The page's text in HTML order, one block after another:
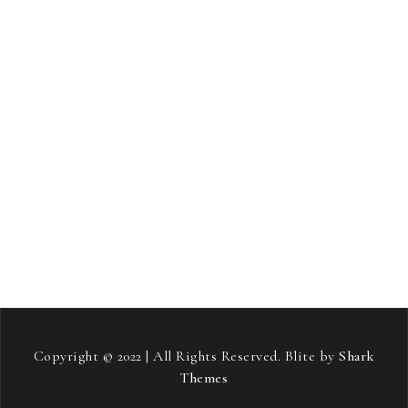
Copyright © 2022 | All Rights Reserved. Blite byShark
Themes